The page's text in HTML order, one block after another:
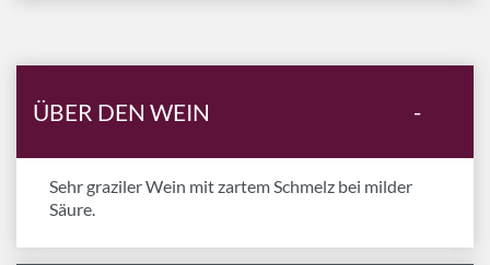
ÜBER DEN WEIN -
Sehr graziler Wein mit zartem Schmelz bei milder
Säure.